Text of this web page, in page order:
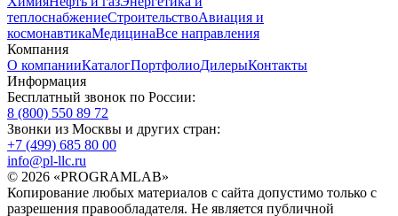
теплоснабжениеСтроительствоАвиация и
космонавтикаМедицинаВсе направления
Компания
О компанииКаталогПортфолиоДилерыКонтакты
Информация
Бесплатный звонок по России:
8 (800) 550 89 72
Звонки из Москвы и других стран:
+7 (499) 685 80 00
info@pl-llc.ru
© 2026 «PROGRAMLAB»
Копирование любых материалов с сайта допустимо только с
разрешения правообладателя. Не является публичной